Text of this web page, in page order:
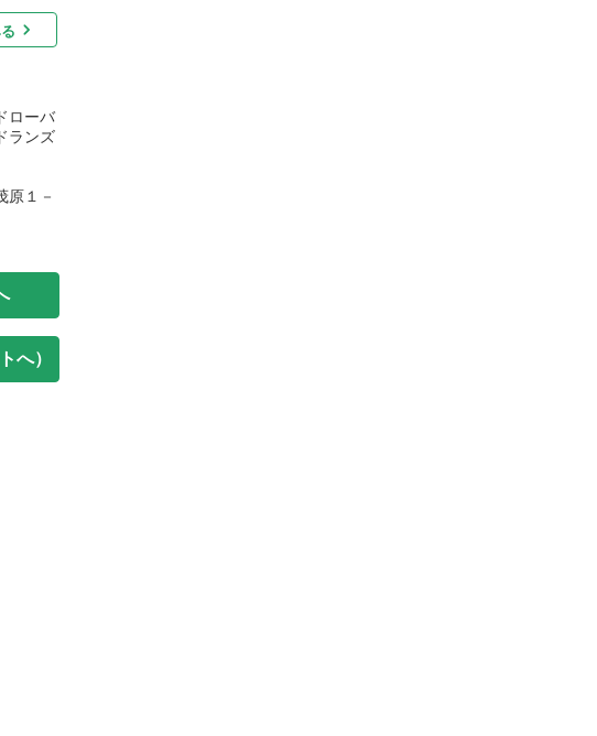
ローバ
ランズ
原１－
へ）